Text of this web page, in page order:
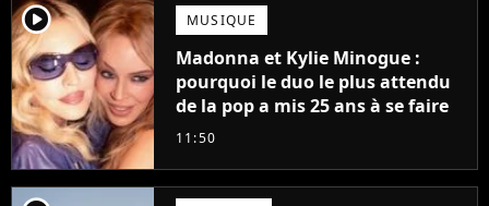
player2 MUSIQUE
Madonna et Kylie Minogue :
pourquoi le duo le plus attendu
de la pop a mis 25 ans à se faire
11:50